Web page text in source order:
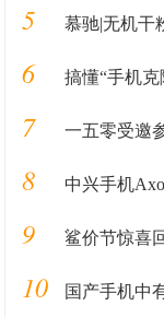
5 慕驰|无机干
6 搞懂“手机克隆
7 一五零受邀
8 中兴手机Axon
9 鲨价节惊喜
10 国产手机中